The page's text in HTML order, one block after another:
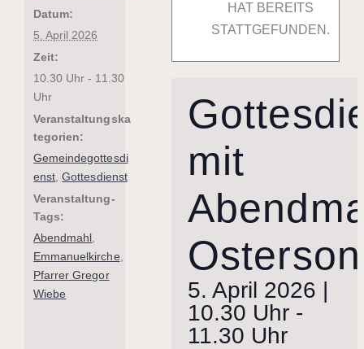
HAT BEREITS
STATTGEFUNDEN.
mit
5. April 2026 |
10.30 Uhr-
11.30 Uhr
Datum:
5. April 2026
Zeit:
10.30 Uhr - 11.30
Uhr
Veranstaltungska
tegorien:
Gemeindegottesdi
enst ,Gottesdienst
Veranstaltung-
Tags:
Abendmahl
Emmanuelkirche
Pfarrer Gregor
Wiebe